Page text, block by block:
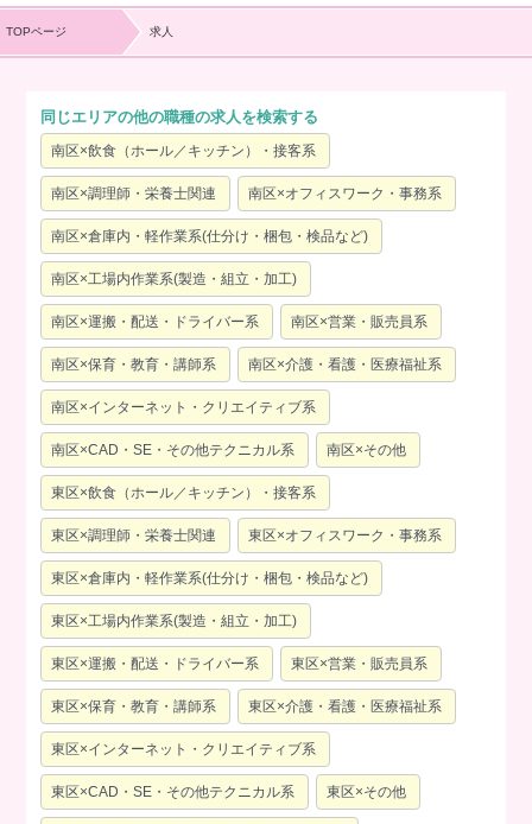
TOPページ 求人
同じエリアの他の職種の求人を検索する
南区×飲食（ホール／キッチン）・接客系
南区×調理師・栄養士関連 南区×オフィスワーク・事務系
南区×倉庫内・軽作業系(仕分け・梱包・検品など)
南区×工場内作業系(製造・組立・加工)
南区×運搬・配送・ドライバー系 南区×営業・販売員系
南区×保育・教育・講師系 南区×介護・看護・医療福祉系
南区×インターネット・クリエイティブ系
南区×CAD・SE・その他テクニカル系 南区×その他
東区×飲食（ホール／キッチン）・接客系
東区×調理師・栄養士関連 東区×オフィスワーク・事務系
東区×倉庫内・軽作業系(仕分け・梱包・検品など)
東区×工場内作業系(製造・組立・加工)
東区×運搬・配送・ドライバー系 東区×営業・販売員系
東区×保育・教育・講師系 東区×介護・看護・医療福祉系
東区×インターネット・クリエイティブ系
東区×CAD・SE・その他テクニカル系 東区×その他